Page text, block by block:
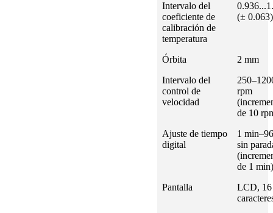
Intervalo del
coeficiente de
calibración de
temperatura
(± 0.063)
Órbita
2 mm
Intervalo del
control de
velocidad
rpm
de 10
Ajuste de tiempo
digital
1
sin
de 1 min)
Pantalla
LCD,